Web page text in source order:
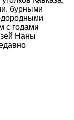
бурными
с годами
Наны